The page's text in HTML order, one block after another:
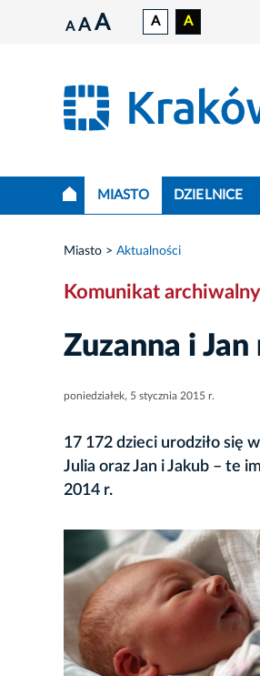
A A A A A
MIASTO DZIELNICE
Miasto Aktualności
Komunikat archiwalny
Zuzanna i
poniedziałek, 5 stycznia 2015 r.
17 172 dzieci urodziło się
Julia oraz Jan i Jakub – te
2014 r.